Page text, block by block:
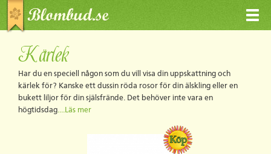
Kärlek
Har du en speciell någon som du vill visa din uppskattning och
kärlek för? Kanske ett dussin röda rosor för din älskling eller en
bukett liljor för din själsfrände. Det behöver inte vara en
högtidsdag....Läs mer